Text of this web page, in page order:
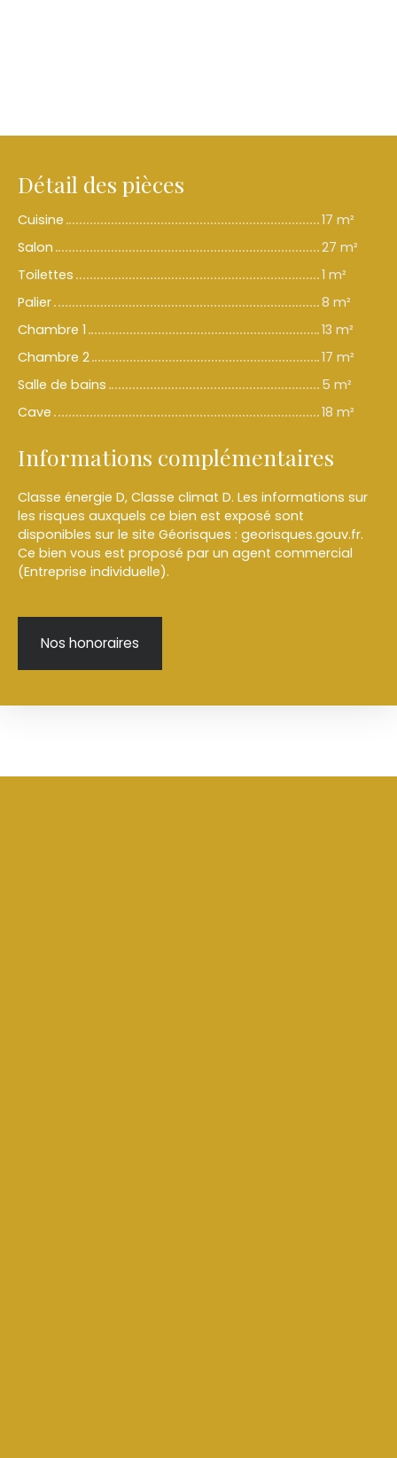
Détail des pièces
Cuisine
17 m²
Salon
27 m²
Toilettes
1 m²
Palier
8 m²
Chambre 1
13 m²
Chambre 2
17 m²
Salle de bains
5 m²
Cave
18 m²
Informations complémentaires
Classe énergie D, Classe climat D. Les informations sur
les risques auxquels ce bien est exposé sont
disponibles sur le site Géorisques : georisques.gouv.fr.
Ce bien vous est proposé par un agent commercial
(Entreprise individuelle).
Nos honoraires